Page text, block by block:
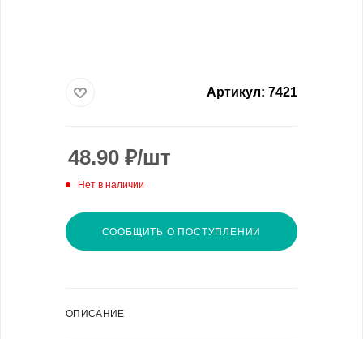
Артикул: 7421
48.90 ₽/шт
Нет в наличии
СООБЩИТЬ О ПОСТУПЛЕНИИ
ОПИСАНИЕ